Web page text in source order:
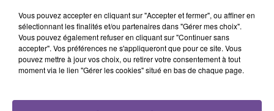
gendarmerie
8 août 2026
un point de deal
Vous pouvez accepter en cliquant sur "Accepter et fermer", ou affiner en
sélectionnant les finalités et/ou partenaires dans "Gérer mes choix".
Vous pouvez également refuser en cliquant sur "Continuer sans
accepter". Vos préférences ne s'appliqueront que pour ce site. Vous
pouvez mettre à jour vos choix, ou retirer votre consentement à tout
moment via le lien "Gérer les cookies" situé en bas de chaque page.